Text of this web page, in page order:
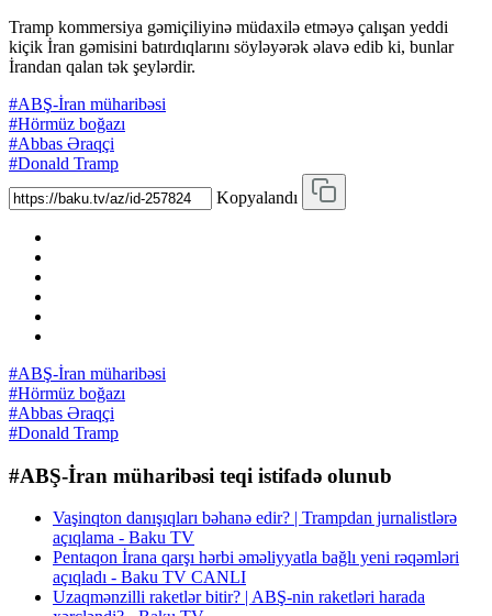
Tramp kommersiya gəmiçiliyinə müdaxilə etməyə çalışan yeddi
kiçik İran gəmisini batırdıqlarını söyləyərək əlavə edib ki, bunlar
İrandan qalan tək şeylərdir.
#ABŞ-İran müharibəsi
#Hörmüz boğazı
#Abbas Əraqçi
#Donald Tramp
Kopyalandı
#ABŞ-İran müharibəsi
#Hörmüz boğazı
#Abbas Əraqçi
#Donald Tramp
#ABŞ-İran müharibəsi teqi istifadə olunub
Vaşinqton danışıqları bəhanə edir? | Trampdan jurnalistlərə
açıqlama - Baku TV
Pentaqon İrana qarşı hərbi əməliyyatla bağlı yeni rəqəmləri
açıqladı - Baku TV CANLI
Uzaqmənzilli raketlər bitir? | ABŞ-nin raketləri harada